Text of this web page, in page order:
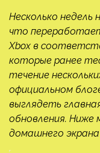
Несколько недель
что
Xbox в
которые ранее
течение
официальном
выглядеть
обновления. Ниже
домашнего